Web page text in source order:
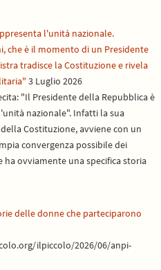
l'unità nazionale.
che è il momento di un Presidente
tradisce la Costituzione e rivela
3 Luglio 2026
"Il Presidente della Repubblica è
nazionale". Infatti la sua
Costituzione, avviene con un
convergenza possibile dei
ovviamente una specifica storia
delle donne che parteciparono
ilpiccolo/2026/06/anpi-